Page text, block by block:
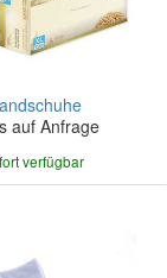
auf Anfrage
verfügbar